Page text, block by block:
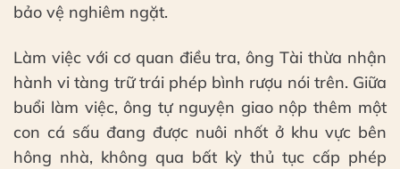
bảo vệ nghiêm ngặt.
Làm việc với cơ quan điều tra, ông Tài thừa nhận
hành vi tàng trữ trái phép bình rượu nói trên. Giữa
buổi làm việc, ông tự nguyện giao nộp thêm một
con cá sấu đang được nuôi nhốt ở khu vực bên
hông nhà, không qua bất kỳ thủ tục cấp phép